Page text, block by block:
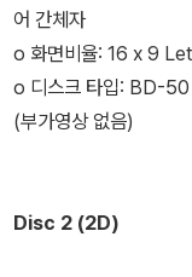
어 간체자
o 화면비율: 16 x 9
o 디스크 타입: BD-
(부가영상 없음)
Disc 2 (2D)